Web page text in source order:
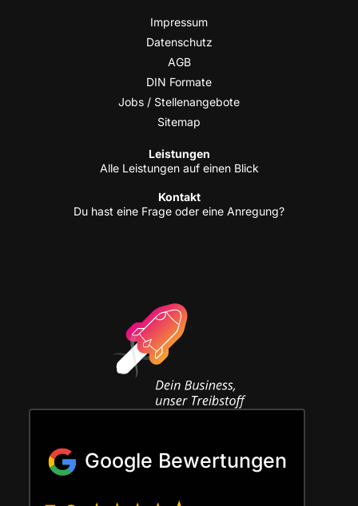
Impres­sum
Daten­schutz
AGB
DIN For­ma­te
Jobs / Stellenangebote
Site­map
Leis­tun­gen
Alle Leis­tun­gen auf einen Blick
Kon­takt
Du hast eine Fra­ge oder eine Anregung?
Google Bewertungen